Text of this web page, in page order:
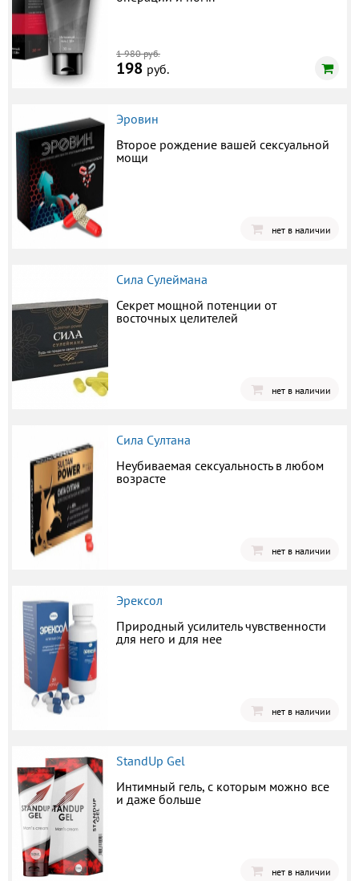
1 980 руб.
198 руб.
Эровин
Второе рождение вашей сексуальной
мощи
нет в наличии
Сила Сулеймана
Секрет мощной потенции от
восточных целителей
нет в наличии
Сила Султана
Неубиваемая сексуальность в любом
возрасте
нет в наличии
Эрексол
Природный усилитель чувственности
для него и для нее
нет в наличии
StandUp Gel
Интимный гель, с которым можно все
и даже больше
нет в наличии